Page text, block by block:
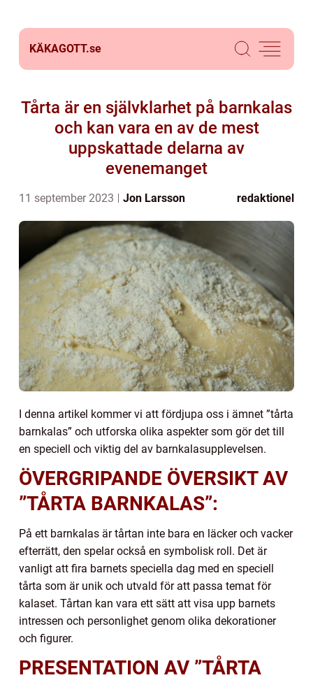
KÄKAGOTT.se
Tårta är en självklarhet på barnkalas
och kan vara en av de mest
uppskattade delarna av
evenemanget
11 september 2023 Jon Larsson redaktionel
I denna artikel kommer vi att fördjupa oss i ämnet ”tårta
barnkalas” och utforska olika aspekter som gör det till
en speciell och viktig del av barnkalasupplevelsen.
ÖVERGRIPANDE ÖVERSIKT AV
”TÅRTA BARNKALAS”:
På ett barnkalas är tårtan inte bara en läcker och vacker
efterrätt, den spelar också en symbolisk roll. Det är
vanligt att fira barnets speciella dag med en speciell
tårta som är unik och utvald för att passa temat för
kalaset. Tårtan kan vara ett sätt att visa upp barnets
intressen och personlighet genom olika dekorationer
och figurer.
PRESENTATION AV ”TÅRTA